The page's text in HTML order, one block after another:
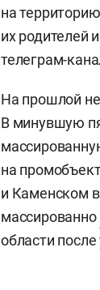
на
их родителей
телеграм-
На прошлой
В минувшую
на
и Каменском
массированно
области